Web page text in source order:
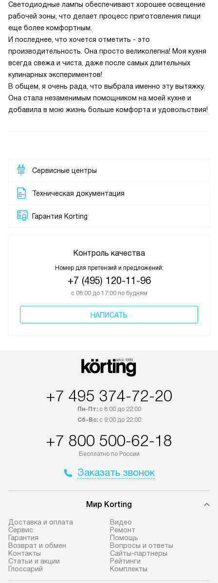
Светодиодные лампы обеспечивают хорошее освещение
рабочей зоны, что делает процесс приготовления пищи
еще более комфортным.
И последнее, что хочется отметить - это
производительность. Она просто великолепна! Моя кухня
всегда свежа и чиста, даже после самых длительных
кулинарных экспериментов!
В общем, я очень рада, что выбрала именно эту вытяжку.
Она стала незаменимым помощником на моей кухне и
добавила в мою жизнь больше комфорта и удовольствия!
Сервисные центры
Техническая документация
Гарантия Korting
Контроль качества
Номер для претензий и предложений:
+7 (495) 120-11-96
с 08:00 до 17:00 по будням
НАПИСАТЬ
+7 495 374-72-20
Пн-Пт:с 8:00 до 22:00
Сб-Вс:с 9:00 до 22:00
+7 800 500-62-18
Бесплатно по России
Заказать звонок
Мир Korting
Доставка и оплата
Сервис
Гарантия
Возврат и обмен
Контакты
Статьи и акции
Глоссарий
Видео
Ремонт
Помощь
Вопросы и ответы
Сайты-партнеры
Рейтинги
Комплекты